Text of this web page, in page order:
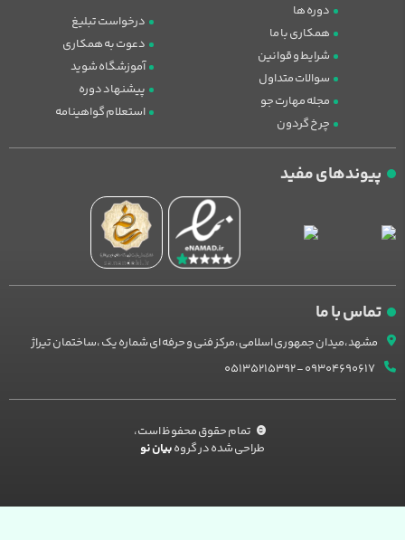
دوره ها
همکاری با ما
شرایط و قوانین
سوالات متداول
مجله مهارت جو
چرخ گردون
درخواست تبلیغ
دعوت به همکاری
آموزشگاه شوید
پیشنهاد دوره
استعلام گواهینامه
پیوندهای مفید
تماس با ما
مشهد،میدان جمهوری اسلامی،مرکز فنی و حرفه ای شماره یک ،ساختمان تیراژ
09304690617 - 05135215392
تمام حقوق محفوظ است،
طراحی شده در گروهبیان نو